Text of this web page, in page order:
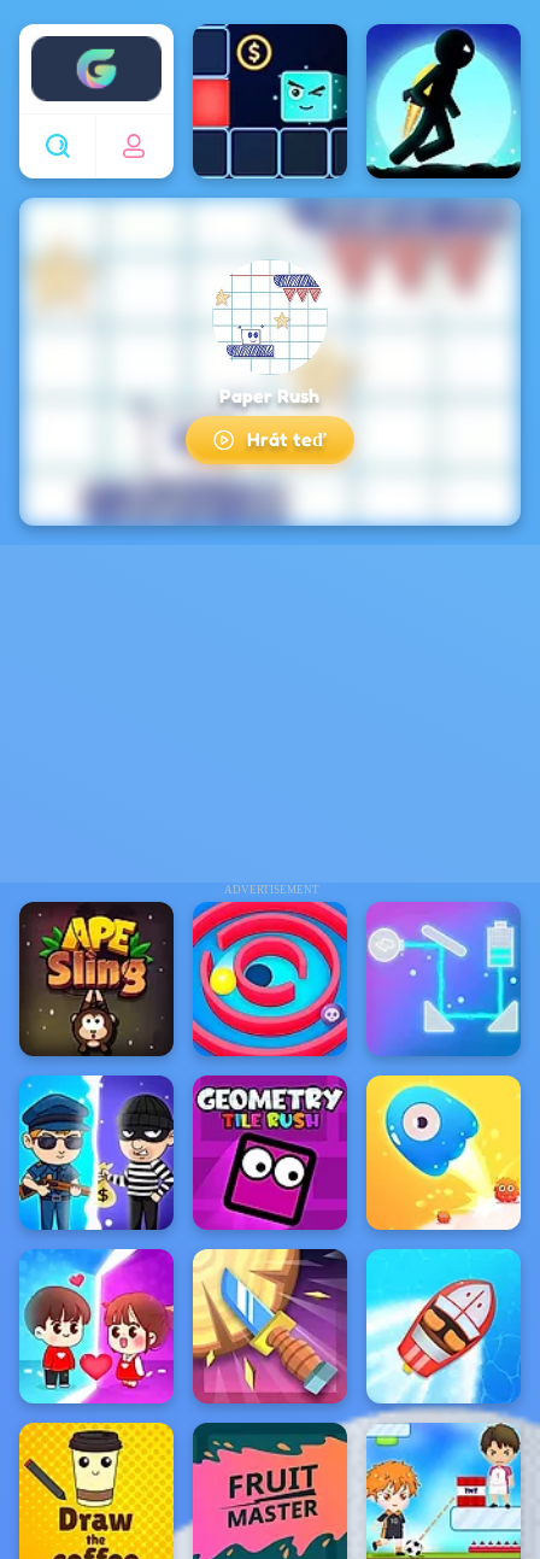
Enjoy4fun
ADVERTISEMENT
Paper Rush
Hrát teď